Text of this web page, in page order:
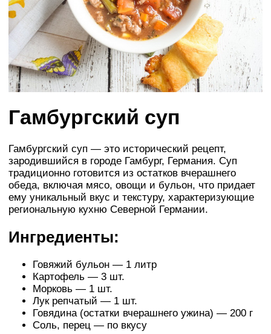
Гамбургский суп
Гамбургский суп — это исторический рецепт,
зародившийся в городе Гамбург, Германия. Суп
традиционно готовится из остатков вчерашнего
обеда, включая мясо, овощи и бульон, что придает
ему уникальный вкус и текстуру, характеризующие
региональную кухню Северной Германии.
Ингредиенты:
Говяжий бульон — 1 литр
Картофель — 3 шт.
Морковь — 1 шт.
Лук репчатый — 1 шт.
Говядина (остатки вчерашнего ужина) — 200 г
Соль, перец — по вкусу